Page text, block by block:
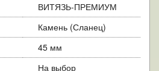
ВИТЯЗЬ-ПРЕМИУМ
Камень (Сланец)
45 мм
На выбор